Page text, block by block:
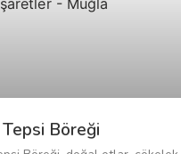
Böreği